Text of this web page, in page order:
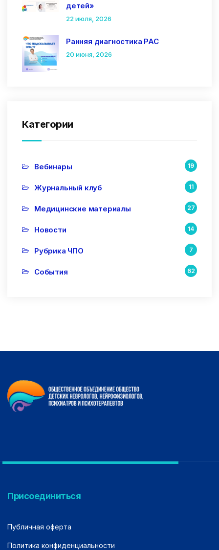
детей»
22 июля, 2026
Ранняя диагностика РАС
20 июня, 2026
Категории
Вебинары 19
Журнальный клуб 11
Медицинские материалы 27
Новости 14
Рубрика ЧПО 7
События 62
Присоединиться
Публичная оферта
Политика конфиденциальности